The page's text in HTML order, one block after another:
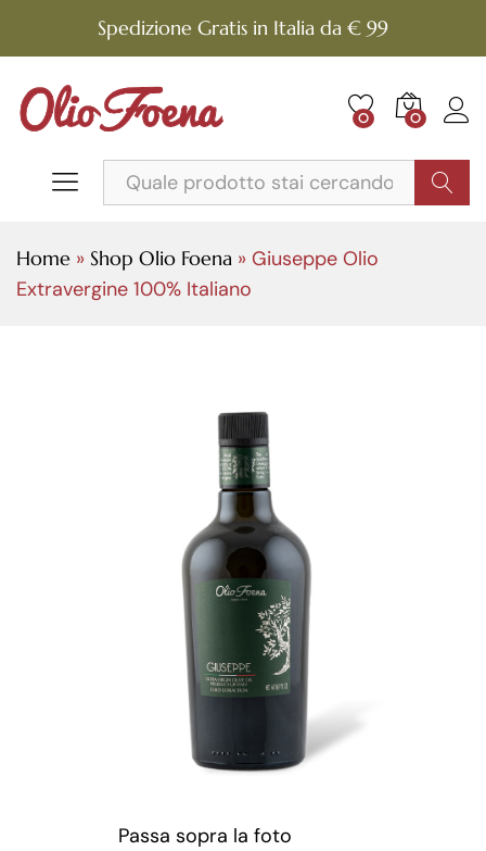
Spedizione Gratis in Italia da € 99
0 0
Home » Shop Olio Foena » Giuseppe Olio
Extravergine 100% Italiano
Passa sopra la foto